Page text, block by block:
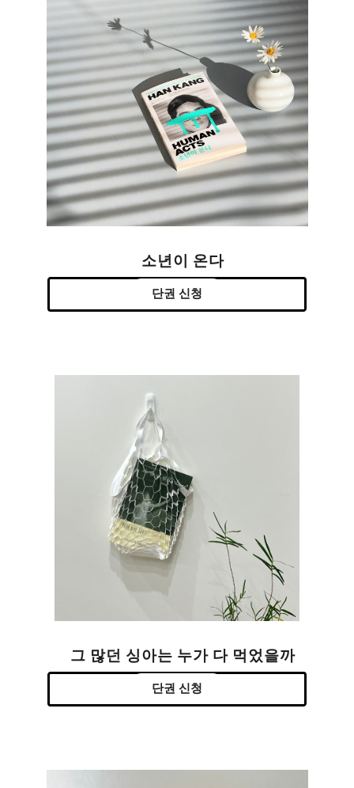
소년이 온다
단권 신청
그 많던 싱아는 누가 다 먹었을까
단권 신청